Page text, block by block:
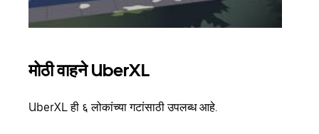
मोठी वाहने UberXL
UberXL ही ६ लोकांच्या गटांसाठी उपलब्ध आहे.